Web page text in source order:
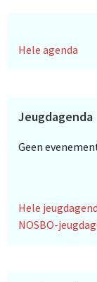
Hele agenda
Jeugdagenda
Geen
Hele
NOSBO-